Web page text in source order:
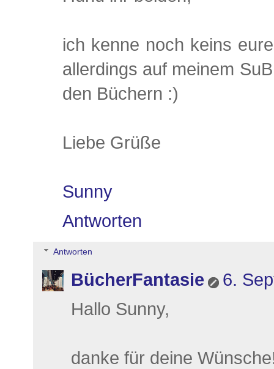
ich kenne noch keins
allerdings auf meinem
den Büchern :)
Liebe Grüße
Sunny
Antworten
Antworten
BücherFantasie
6.
Hallo Sunny,
danke für deine